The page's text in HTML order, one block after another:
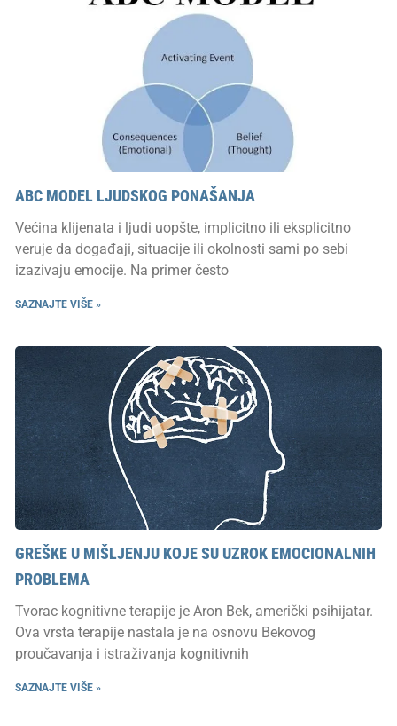
ABC MODEL LJUDSKOG PONAŠANJA
Većina klijenata i ljudi uopšte, implicitno ili eksplicitno
veruje da događaji, situacije ili okolnosti sami po sebi
izazivaju emocije. Na primer često
SAZNAJTE VIŠE »
GREŠKE U MIŠLJENJU KOJE SU UZROK EMOCIONALNIH
PROBLEMA
Tvorac kognitivne terapije je Aron Bek, američki psihijatar.
Ova vrsta terapije nastala je na osnovu Bekovog
proučavanja i istraživanja kognitivnih
SAZNAJTE VIŠE »